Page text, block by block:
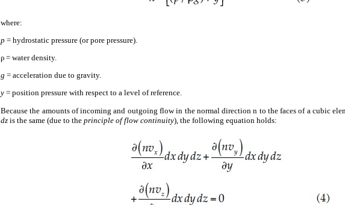
where:
p = hydrostatic pressure (or pore pressure).
ρ = water density.
g = acceleration due to gravity.
y = position pressure with respect to a level of reference.
Because the amounts of incoming and outgoing flow in the normal direction n to the faces of a cubic
dz is the same (due to the principle of flow continuity), the following equation holds: